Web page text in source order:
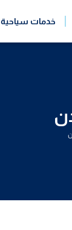
خدمات سياحية